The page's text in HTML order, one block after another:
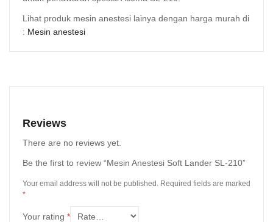
Lihat produk mesin anestesi lainya dengan harga murah di
: Mesin anestesi
Reviews
There are no reviews yet.
Be the first to review “Mesin Anestesi Soft Lander SL-210”
Your email address will not be published. Required fields are marked
*
Your rating *